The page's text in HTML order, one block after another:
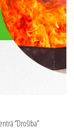
Lasīt vairāk >>